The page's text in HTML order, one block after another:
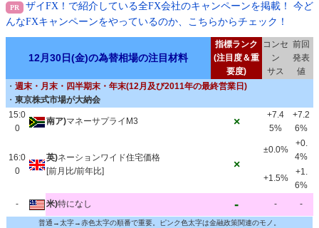
ザイFX！で紹介している全FX会社のキャンペーンを掲載！ 今ど
んなFXキャンペーンをやっているのか、こちらからチェック！
12月30日(金)の為替相場の注目材料
指標ランク
(注目度＆重
要度)
コンセ
ン
サス
前回
発表
値
・ 週末・月末・四半期末・年末(12月及び2011年の最終営業日)
・ 東京株式市場が大納会
15:0
0
南ア)マネーサプライM3 ×
+7.4
5%
+7.2
6%
16:0
0
英)ネーションワイド住宅価格
[前月比/前年比]
×
±0.0%
+0.
4%
+1.5%
+1.
6%
-
米)特になし - - -
普通→太字→赤色太字の順番で重要。ピンク色太字は金融政策関連のモノ。